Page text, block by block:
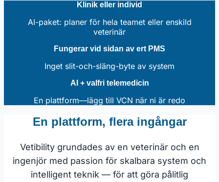
Klinik eller individ
AI-paket: planer för hela teamet eller enskild
veterinär
Fungerar vid sidan av ert PMS
Inget slit-och-släng-byte av system
AI + valfri telemedicin
En plattform—lägg till VCN när ni är redo
En plattform, flera ingångar
Vetibility grundades av en veterinär och en
ingenjör med passion för skalbara system och
intelligent teknik — för att göra pålitlig